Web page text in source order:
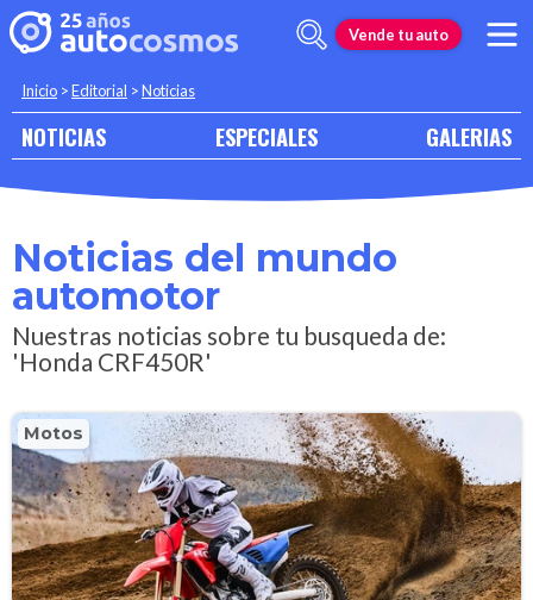
Vende tu auto
Inicio >Editorial >Noticias
NOTICIAS ESPECIALES GALERIAS
Noticias del mundo
automotor
Nuestras noticias sobre tu busqueda de:
'Honda CRF450R'
Motos